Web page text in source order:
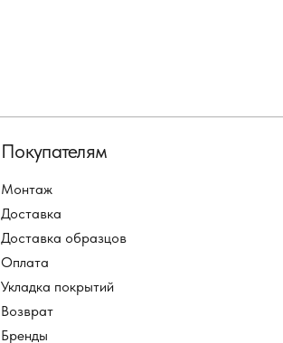
Монтаж
Доставка
Доставка образцов
Оплата
Покупателям
Укладка покрытий
Возврат
Бренды